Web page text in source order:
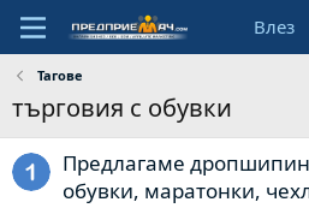
Влез
Тагове
търговия с обувки
Предлагаме
обувки, маратонки,